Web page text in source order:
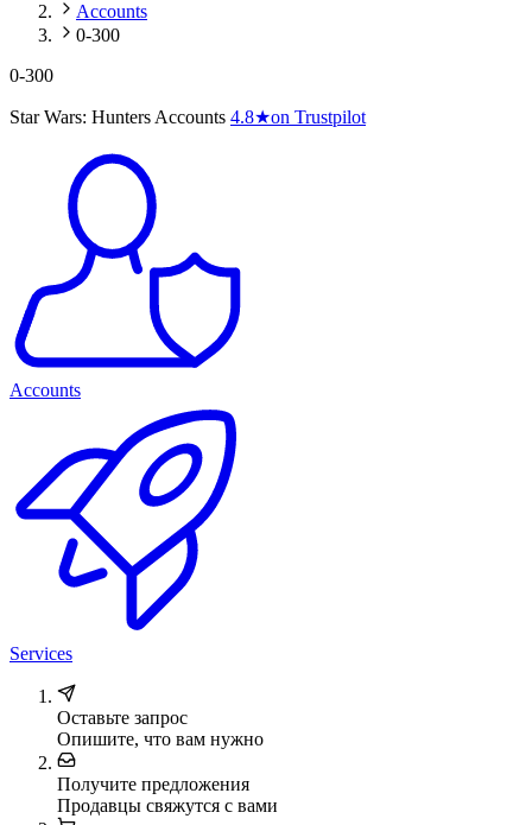
Accounts
0-300
0-300
Star Wars: Hunters Accounts 4.8★on Trustpilot
Accounts
Services
Оставьте запрос
Опишите, что вам нужно
Получите предложения
Продавцы свяжутся с вами